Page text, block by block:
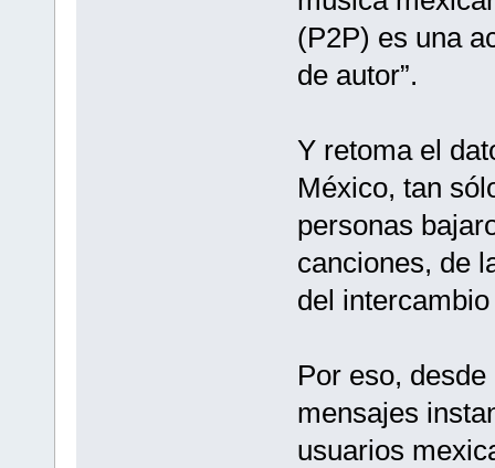
(P2P) es una
de autor”.
Y retoma el
México, tan
personas
canciones, de
del
Por eso,
mensajes
usuarios